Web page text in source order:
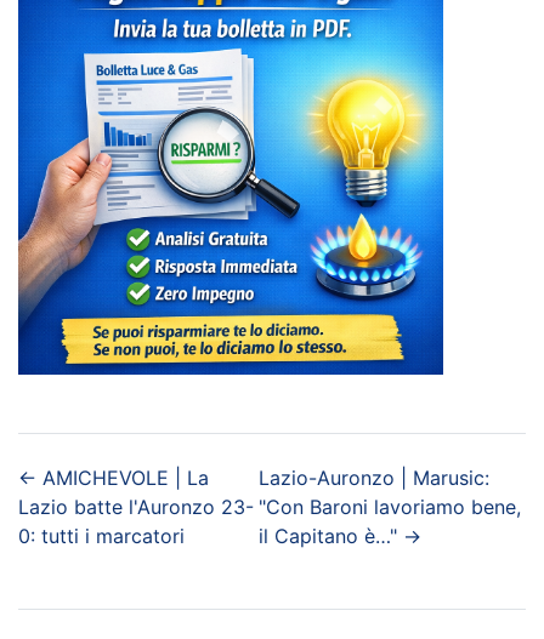
← AMICHEVOLE | La
Lazio batte l'Auronzo 23-
0: tutti i marcatori
Lazio-Auronzo | Marusic:
"Con Baroni lavoriamo bene,
il Capitano è…"→